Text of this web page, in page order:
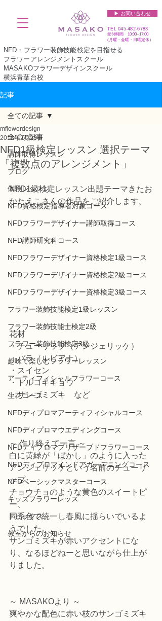
▶︎ お問い合わせ
TEL045-482-6783
受付時間 10:00~17:00​​​
(​月曜・金曜・日曜定休）
NFD・フラワー装飾技能検定を目指せる
フラワーアレンジメントスクール
MASAKOフラワーデザインスクール
横浜青葉台校
記事
全ての記事
講師取得レッスン
ブログ
体験レッスン
NFD資格検定指導者対象コース
NFDフラワーデザイナー講師取得コース
NFD講師研究科コース
NFDフラワーデザイナー資格検定1級コース
NFDフラワーデザイナー資格検定2級コース
NFDフラワーデザイナー資格検定3級コース
フラワー装飾技能検定1級レッスン
フラワー装飾技能士検定2級
フラワー装飾技能検定3級
趣味で楽しむフラワーレッスン
アーティフィシャルフラワーコース
生花コース
NFDディプロマアーティフィシャルコース
NFDディプロマウエディングコース
NFDディプロマプリザーブドフラワーコース
NFDディプロマインドアガーデニングコース
NFDベーシックマスターコース
キッズフラワーレッス
トピックス
教室からのお知らせ
全ての記事
NFD1級検定レッスン 選択テーマ
「複数点のアレンジメント」
mflowerdesign
2018年2月28日
NFD1級検定レッスン出題テーマきたお
かたえこさんの作品をご紹介します。
花材
・チューリップ（アンジェリッケ）
・バラ（ルビアナ）
・スイセン
・トルコキキョウ
・サンゴミズキ　など
～ 作り終えて一言 ～
白に黄緑が「ぼかし」のように入った
アンジェリッケという名前のチューリ
ップ、
チョウチョのような黄色のスイートピ
ー、
同系色で統一し春風に揺らいでいるよ
うでした。
サンゴミズキが赤いアクセントにな
り、なるほどねーと思いながら仕上が
りました。
～ MASAKOより ～
爽やかな配色に赤い枝のサンゴミズキ